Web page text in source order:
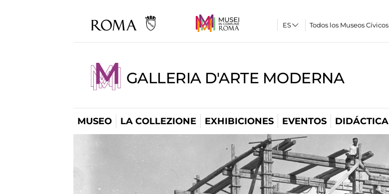
Todos los Museos Cívicos
GALLERIA D'ARTE MODERNA
MUSEO LA COLLEZIONE EXHIBICIONES EVENTOS DIDÁCTICA